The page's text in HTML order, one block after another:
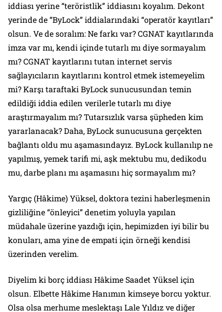
iddiası yerine “teröristlik” iddiasını koyalım. Dekont
yerinde de “ByLock” iddialarındaki “operatör kayıtları”
olsun. Ve de soralım: Ne farkı var? CGNAT kayıtlarında
imza var mı, kendi içinde tutarlı mı diye sormayalım
mı? CGNAT kayıtlarını tutan internet servis
sağlayıcıların kayıtlarını kontrol etmek istemeyelim
mi? Karşı taraftaki ByLock sunucusundan temin
edildiği iddia edilen verilerle tutarlı mı diye
araştırmayalım mı? Tutarsızlık varsa şüpheden kim
yararlanacak? Daha, ByLock sunucusuna gerçekten
bağlantı oldu mu aşamasındayız. ByLock kullanılıp ne
yapılmış, yemek tarifi mi, aşk mektubu mu, dedikodu
mu, darbe planı mı aşamasını hiç sormayalım mı?
Yargıç (Hâkime) Yüksel, doktora tezini haberleşmenin
gizliliğine “önleyici” denetim yoluyla yapılan
müdahale üzerine yazdığı için, hepimizden iyi bilir bu
konuları, ama yine de empati için örneği kendisi
üzerinden verelim.
Diyelim ki borç iddiası Hâkime Saadet Yüksel için
olsun. Elbette Hâkime Hanımın kimseye borcu yoktur.
Olsa olsa merhume meslektaşı Lale Yıldız ve diğer